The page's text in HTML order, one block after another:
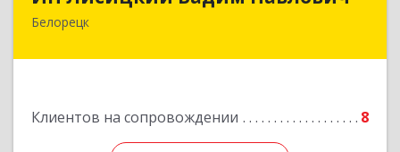
Белорецк
Клиентов на сопровождении 8
453501, Башкортостан Респ, Белорецк г,